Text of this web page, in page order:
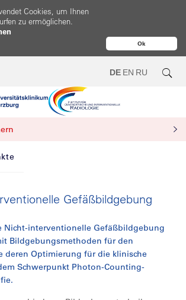
Ok
Cookies, um Ihnen
zu ermöglichen.
DE EN RU
Gefäßbildgebung
Nicht-interventionelle Gefäßbildgebung
Bildgebungsmethoden für den
deren Optimierung für die klinische
Schwerpunkt Photon-Counting-